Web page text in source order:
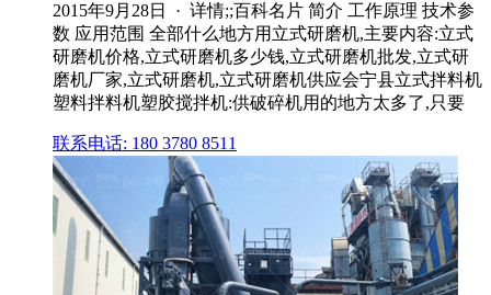
2015年9月28日 · 详情;;百科名片 简介 工作原理 技术参
数 应用范围 全部什么地方用立式研磨机,主要内容:立式
研磨机价格,立式研磨机多少钱,立式研磨机批发,立式研
磨机厂家,立式研磨机,立式研磨机供应会宁县立式拌料机
塑料拌料机塑胶搅拌机:供破碎机用的地方太多了,只要
联系电话: 180 3780 8511